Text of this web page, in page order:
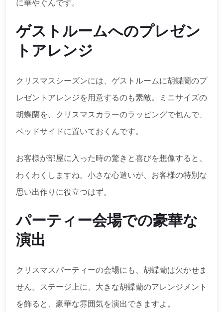
に華やぐんです。
ゲストルームへのプレゼン
トアレンジ
クリスマスシーズンには、ゲストルームに胡蝶蘭のプ
レゼントアレンジを用意するのも素敵。ミニサイズの
胡蝶蘭を、クリスマスカラーのラッピングで包んで、
ベッドサイドに置いておくんです。
お客様が部屋に入った時の驚きと喜びを想像すると、
わくわくしますね。小さな心遣いが、お客様の特別な
思い出作りに役立つはず。
パーティー会場での豪華な
演出
クリスマスパーティーの会場にも、胡蝶蘭は欠かせま
せん。ステージ上に、大きな胡蝶蘭のアレンジメント
を飾ると、豪華な雰囲気を演出できますよ。